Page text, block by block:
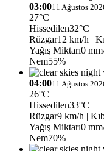
03:0011 Ağustos
27°C
Hissedilen32°C
Rüzgar12 km/h |
Yağış Miktarı0
Nem55%
04:0011 Ağustos
26°C
Hissedilen33°C
Rüzgar9 km/h |
Yağış Miktarı0
Nem70%